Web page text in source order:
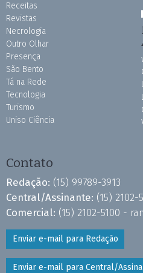
Receitas
Revistas
Necrologia
Outro Olhar
Presença
São Bento
Tá na Rede
Tecnologia
Turismo
Uniso Ciência
Contato
Redação: (15) 99789-3913
Central/Assinante: (15) 2102-
Comercial: (15) 2102-5100 -
Enviar e-mail para Redação
Enviar e-mail para Central/